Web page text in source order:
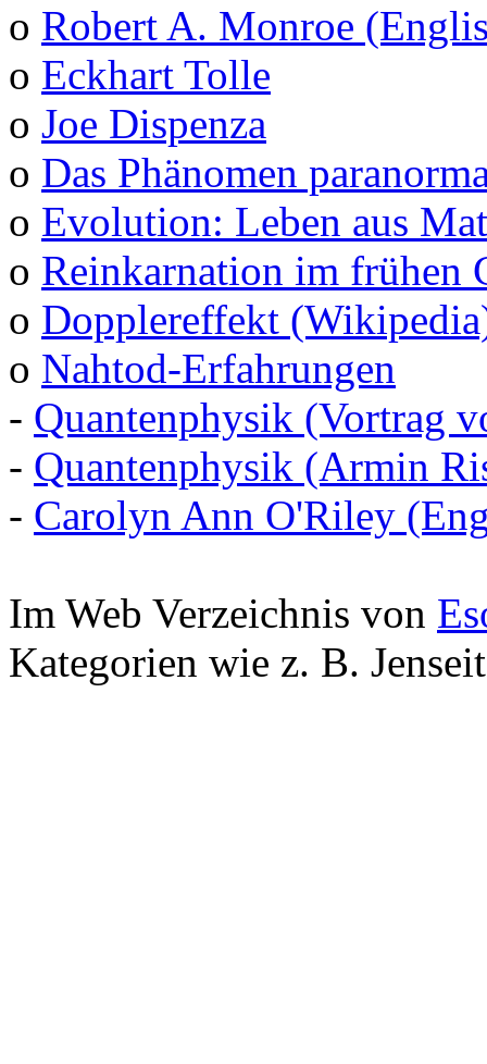
o Robert A. Monroe
o Eckhart Tolle
o Joe Dispenza
o Das Phänomen
o Evolution: Leben aus
o Reinkarnation im frühen
o Dopplereffekt
o Nahtod-Erfahrungen
- Quantenphysik (Vortrag
- Quantenphysik (Armin
- Carolyn Ann O'Riley
Im Web Verzeichnis von
Kategorien wie z. B.